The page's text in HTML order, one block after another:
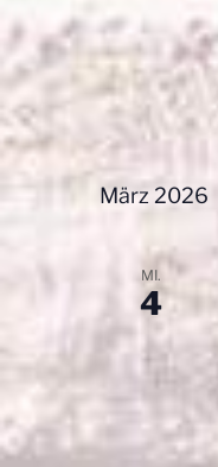
März 2026
MI.
4